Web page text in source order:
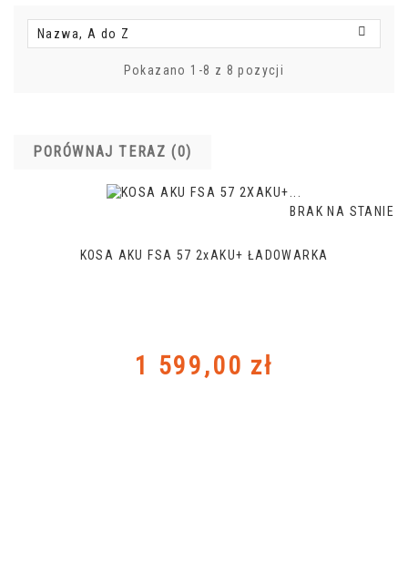
Nazwa, A do Z 
Pokazano 1-8 z 8 pozycji
PORÓWNAJ TERAZ (0)‎
BRAK NA STANIE
KOSA AKU FSA 57 2xAKU+ ŁADOWARKA
Cena
1 599,00 zł